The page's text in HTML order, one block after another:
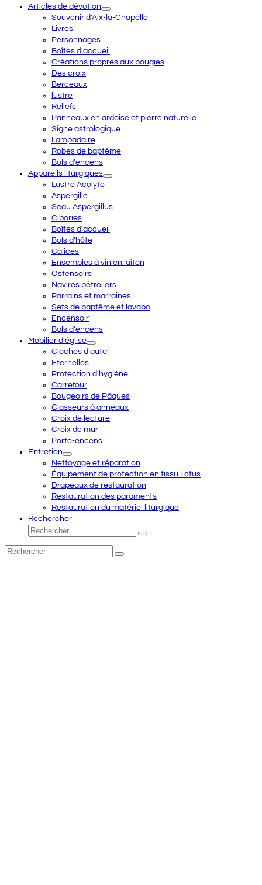
Articles de dévotion
Souvenir d'Aix-la-Chapelle
Livres
Personnages
Boîtes d'accueil
Créations propres aux bougies
Des croix
Berceaux
lustre
Reliefs
Panneaux en ardoise et pierre naturelle
Signe astrologique
Lampadaire
Robes de baptême
Bols d'encens
Appareils liturgiques
Lustre Acolyte
Aspergille
Seau Aspergillus
Cibories
Boîtes d'accueil
Bols d'hôte
Calices
Ensembles à vin en laiton
Ostensoirs
Navires pétroliers
Parrains et marraines
Sets de baptême et lavabo
Encensoir
Bols d'encens
Mobilier d'église
Cloches d'autel
Eternelles
Protection d'hygiène
Carrefour
Bougeoirs de Pâques
Classeurs à anneaux
Croix de lecture
Croix de mur
Porte-encens
Entretien
Nettoyage et réparation
Équipement de protection en tissu Lotus
Drapeaux de restauration
Restauration des paraments
Restauration du matériel liturgique
Rechercher
Rechercher
Envoyer
Rechercher
Envoyer